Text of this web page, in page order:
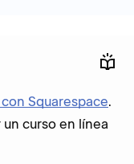
Squarespace.
curso en línea